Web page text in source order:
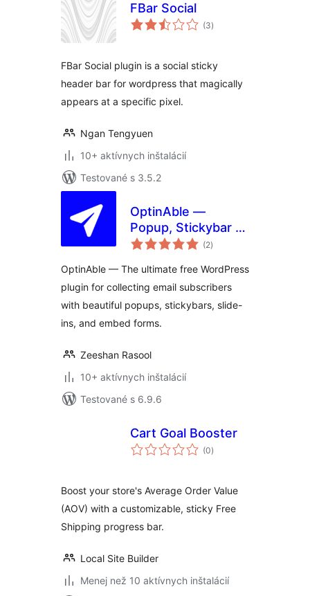
FBar Social
(3celkové
hodnotenie
)
FBar Social plugin is a social sticky
header bar for wordpress that magically
appears at a specific pixel.
Ngan Tengyuen
10+ aktívnych inštalácií
Testované s 3.5.2
OptinAble —
Popup, Stickybar &
Slide-in Lead(2celkové
hodnotenie
)
OptinAble — The ultimate free WordPress
plugin for collecting email subscribers
with beautiful popups, stickybars, slide-
ins, and embed forms.
Zeeshan Rasool
10+ aktívnych inštalácií
Testované s 6.9.6
Cart Goal Booster
(0celkové
hodnotenie
)
Boost your store's Average Order Value
(AOV) with a customizable, sticky Free
Shipping progress bar.
Local Site Builder
Menej než 10 aktívnych inštalácií